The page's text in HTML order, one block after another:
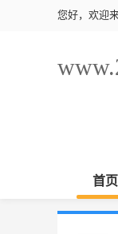
您好，欢迎
首页